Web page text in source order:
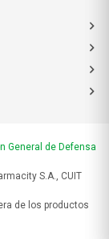
General de Defensa
S.A., CUIT
de los productos